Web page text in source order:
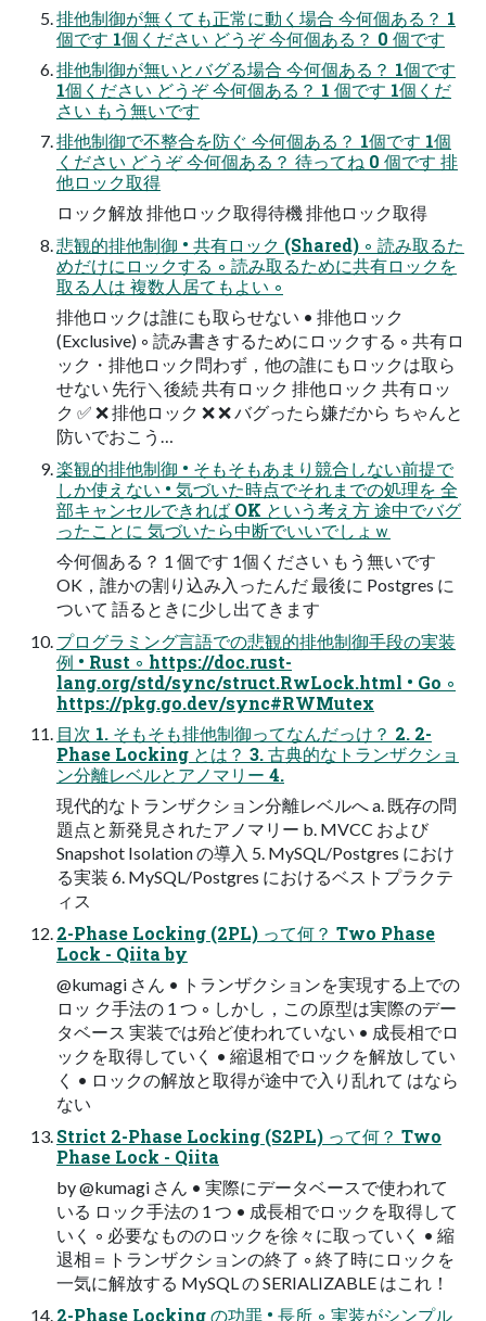
排他制御が無くても正常に動く場合 今何個ある？ 1
個です 1個ください どうぞ 今何個ある？ 0 個です
排他制御が無いとバグる場合 今何個ある？ 1個です
1個ください どうぞ 今何個ある？ 1 個です 1個くだ
さい もう無いです
排他制御で不整合を防ぐ 今何個ある？ 1個です 1個
ください どうぞ 今何個ある？ 待ってね 0 個です 排
他ロック取得
ロック解放 排他ロック取得待機 排他ロック取得
悲観的排他制御 • 共有ロック (Shared) ◦ 読み取るた
めだけにロックする ◦ 読み取るために共有ロックを
取る人は 複数人居てもよい ◦
排他ロックは誰にも取らせない • 排他ロック
(Exclusive) ◦ 読み書きするためにロックする ◦ 共有ロ
ック・排他ロック問わず，他の誰にもロックは取ら
せない 先行＼後続 共有ロック 排他ロック 共有ロッ
ク ✅ ❌ 排他ロック ❌ ❌ バグったら嫌だから ちゃんと
防いでおこう…
楽観的排他制御 • そもそもあまり競合しない前提で
しか使えない • 気づいた時点でそれまでの処理を 全
部キャンセルできれば OK という考え方 途中でバグ
ったことに 気づいたら中断でいいでしょｗ
今何個ある？ 1 個です 1個ください もう無いです
OK，誰かの割り込み入ったんだ 最後に Postgres に
ついて 語るときに少し出てきます
プログラミング言語での悲観的排他制御手段の実装
例 • Rust ◦ https://doc.rust-
lang.org/std/sync/struct.RwLock.html • Go ◦
https://pkg.go.dev/sync#RWMutex
目次 1. そもそも排他制御ってなんだっけ？ 2. 2-
Phase Locking とは？ 3. 古典的なトランザクショ
ン分離レベルとアノマリー 4.
現代的なトランザクション分離レベルへ a. 既存の問
題点と新発見されたアノマリー b. MVCC および
Snapshot Isolation の導入 5. MySQL/Postgres におけ
る実装 6. MySQL/Postgres におけるベストプラクテ
ィス
2-Phase Locking (2PL) って何？ Two Phase
Lock - Qiita by
@kumagi さん • トランザクションを実現する上での
ロッ ク手法の 1 つ ◦ しかし，この原型は実際のデー
タベース 実装では殆ど使われていない • 成長相でロ
ックを取得していく • 縮退相でロックを解放してい
く • ロックの解放と取得が途中で入り乱れて はなら
ない
Strict 2-Phase Locking (S2PL) って何？ Two
Phase Lock - Qiita
by @kumagi さん • 実際にデータベースで使われて
いる ロック手法の 1 つ • 成長相でロックを取得して
いく ◦ 必要なもののロックを徐々に取っていく • 縮
退相＝トランザクションの終了 ◦ 終了時にロックを
一気に解放する MySQL の SERIALIZABLE はこれ！
2-Phase Locking の功罪 • 長所 ◦ 実装がシンプル